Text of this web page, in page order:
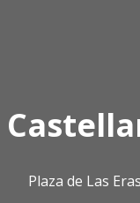
Plaza de Las